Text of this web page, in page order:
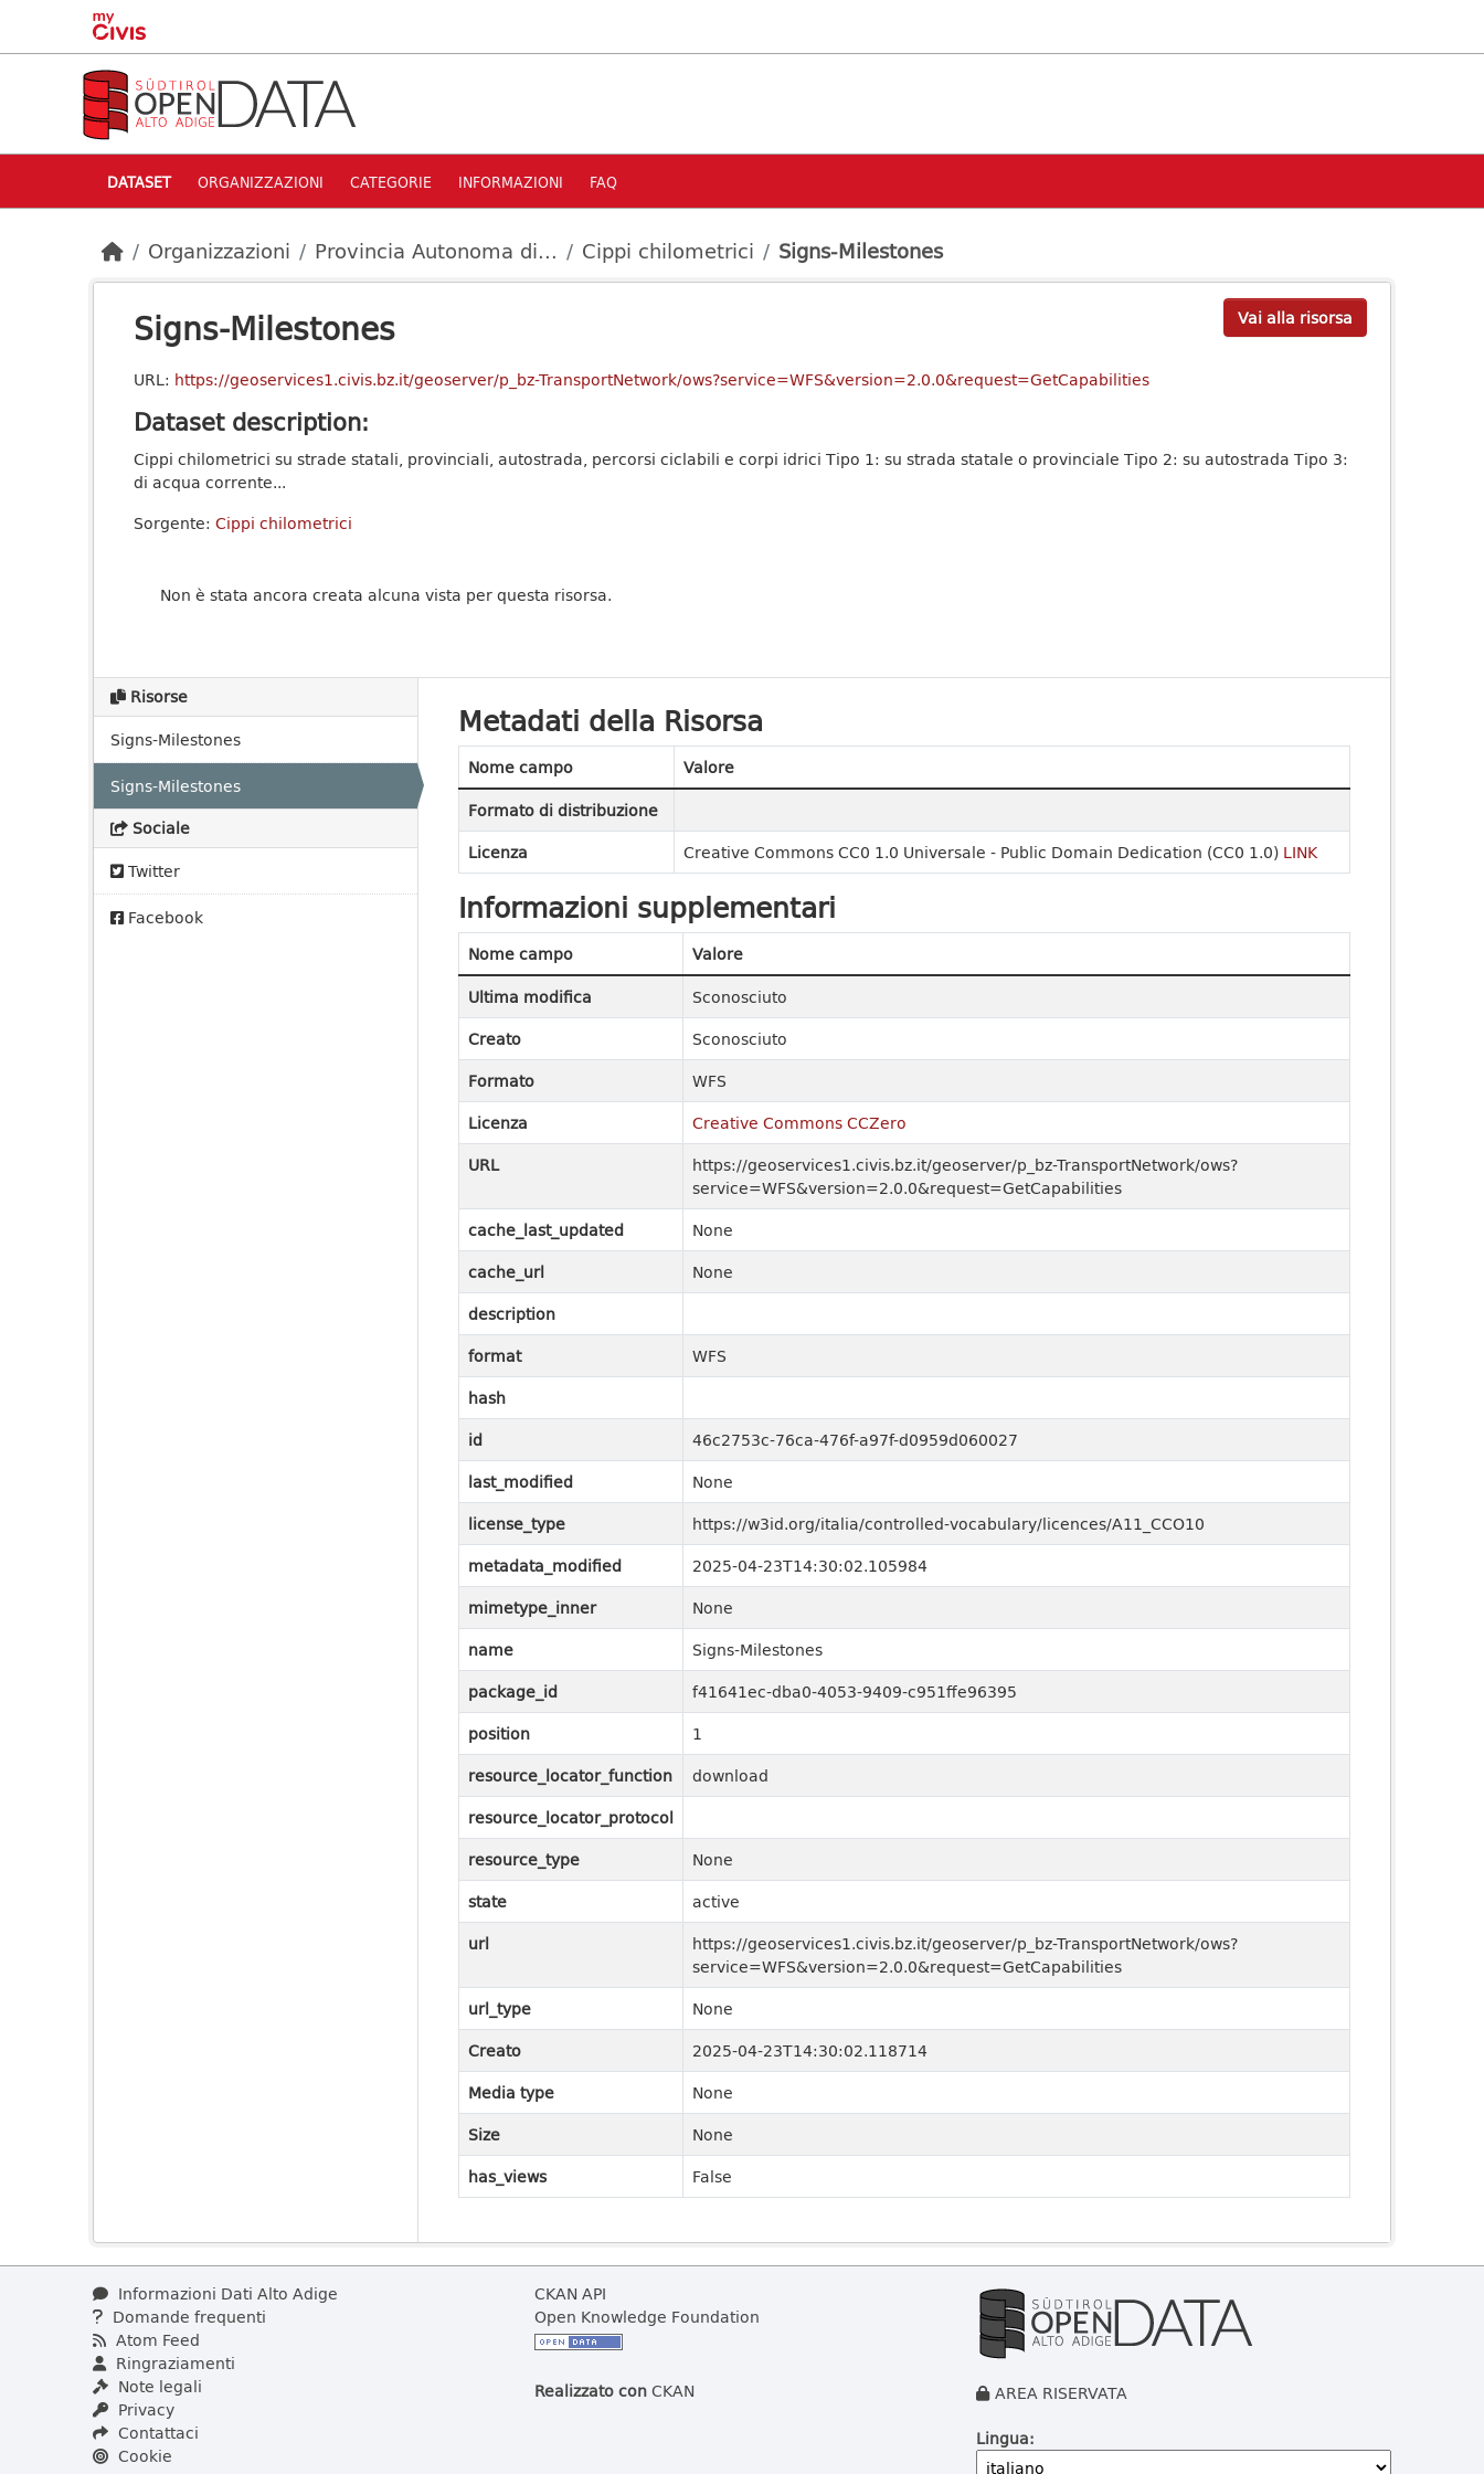
Skip to main content
DATASET ORGANIZZAZIONI CATEGORIE INFORMAZIONI FAQ
Organizzazioni Provincia Autonoma di... Cippi chilometrici Signs-Milestones
Vai alla risorsa
Signs-Milestones
URL: https://geoservices1.civis.bz.it/geoserver/p_bz-TransportNetwork/ows?service=WFS&version=2.0.0&request=GetCapabilities
Dataset description:
Cippi chilometrici su strade statali, provinciali, autostrada, percorsi ciclabili e corpi idrici Tipo 1: su strada statale o provinciale Tipo 2: su autostrada Tipo 3:
di acqua corrente...
Sorgente: Cippi chilometrici
Non è stata ancora creata alcuna vista per questa risorsa.
Risorse
Signs-Milestones
Signs-Milestones
Sociale
Twitter
Facebook
Metadati della Risorsa
Nome campo
Valore
Formato di distribuzione
Licenza
Creative Commons CC0 1.0 Universale - Public Domain Dedication (CC0 1.0) LINK
Informazioni supplementari
Nome campo
Valore
Ultima modifica
Sconosciuto
Creato
Sconosciuto
Formato
WFS
Licenza
Creative Commons CCZero
URL
https://geoservices1.civis.bz.it/geoserver/p_bz-TransportNetwork/ows?
service=WFS&version=2.0.0&request=GetCapabilities
cache_last_updated
None
cache_url
None
description
format
WFS
hash
id
46c2753c-76ca-476f-a97f-d0959d060027
last_modified
None
license_type
https://w3id.org/italia/controlled-vocabulary/licences/A11_CCO10
metadata_modified
2025-04-23T14:30:02.105984
mimetype_inner
None
name
Signs-Milestones
package_id
f41641ec-dba0-4053-9409-c951ffe96395
position
1
resource_locator_function
download
resource_locator_protocol
resource_type
None
state
active
url
https://geoservices1.civis.bz.it/geoserver/p_bz-TransportNetwork/ows?
service=WFS&version=2.0.0&request=GetCapabilities
url_type
None
Creato
2025-04-23T14:30:02.118714
Media type
None
Size
None
has_views
False
Informazioni Dati Alto Adige
Domande frequenti
Atom Feed
Ringraziamenti
Note legali
Privacy
Contattaci
Cookie
CKAN API
Open Knowledge Foundation
Realizzato conCKAN
AREA RISERVATA
Lingua